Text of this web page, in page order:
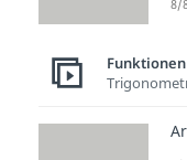
8/
Funktionen